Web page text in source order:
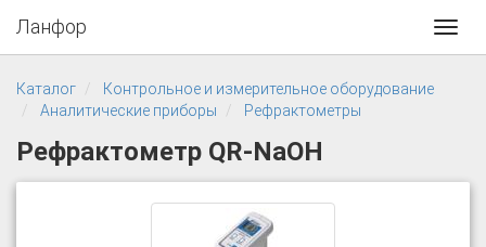
Ланфор
Каталог
Контрольное и измерительное оборудование
Аналитические приборы
Рефрактометры
Рефрактометр QR-NaOH